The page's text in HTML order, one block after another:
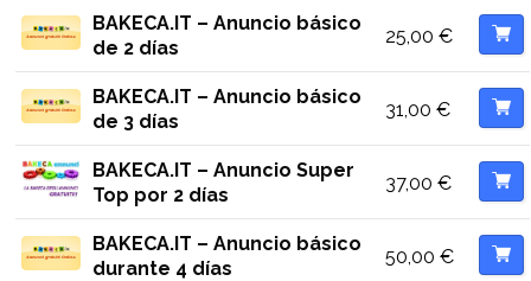
BAKECA.IT – Anuncio básico
de 2 días
25,00 €
BAKECA.IT – Anuncio básico
de 3 días
31,00 €
BAKECA.IT – Anuncio Super
Top por 2 días
37,00 €
BAKECA.IT – Anuncio básico
durante 4 días
50,00 €